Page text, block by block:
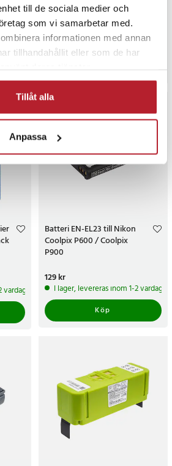
till de sociala medier och
som vi samarbetar med.
informationen med annan
tillhandahållit eller som de har
Tillåt alla
Anpassa
1
Pris:169 kr
169 kr
I lager, levereras inom 1-2 vardagar
Batteri EN-EL23 till Nikon
Coolpix P600 / Coolpix
P900
Pris:129 kr
129 kr
I lager, levereras inom 1-2 vardagar
Köp